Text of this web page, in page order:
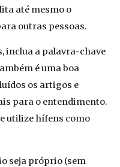
até mesmo o
outras pessoas.
inclua a palavra-chave
é uma boa
os artigos e
para o entendimento.
utilize hífens como
seja próprio (sem